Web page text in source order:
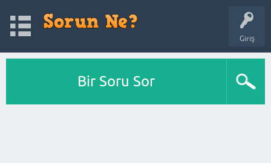
Giriş
Bir Soru Sor